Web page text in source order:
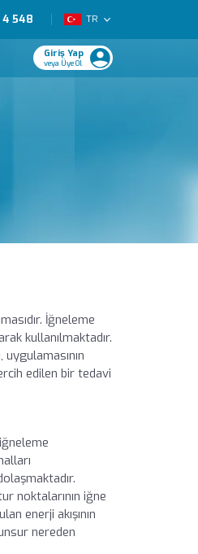
548 TR
Giriş Yap
veya Üye Ol
İğneleme
kullanılmaktadır.
edilen bir tedavi
noktalarının iğne
enerji akışının
nereden